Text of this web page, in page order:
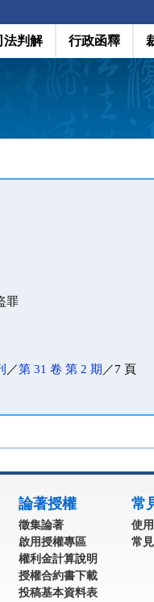
法判解 行政函釋
罪
／第 31 卷 第 2 期 ／7 頁
論著授權
徵集論著
啟用授權專區
權利金計算說明
授權合約書下載
投稿基本資料表
常
使
常